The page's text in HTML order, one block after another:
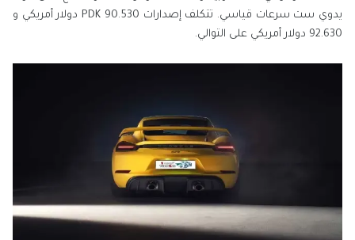
يدوي ست سرعات قياسي. تتكلف إصدارات PDK 90.530 دولار أمريكي و
92.630 دولار أمريكي على التوالي.